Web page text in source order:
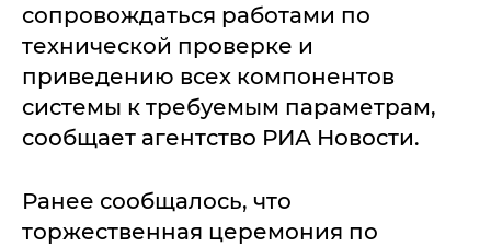
сопровождаться работами по
технической проверке и
приведению всех компонентов
системы к требуемым параметрам,
сообщает агентство РИА Новости.
Ранее сообщалось, что
торжественная церемония по